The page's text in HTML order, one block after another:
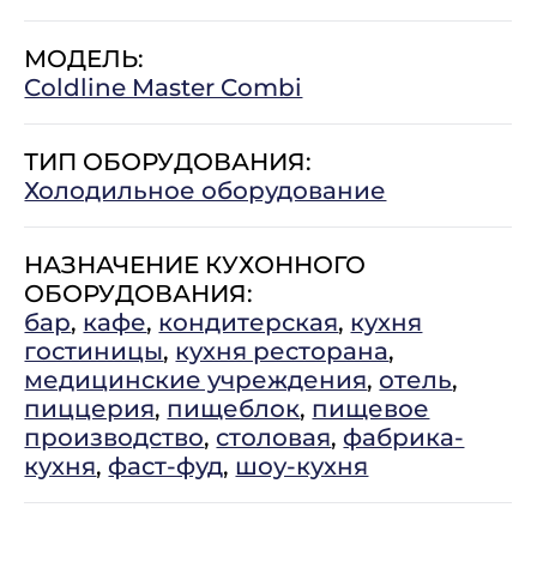
МОДЕЛЬ:
Coldline Master Combi
ТИП ОБОРУДОВАНИЯ:
Холодильное оборудование
НАЗНАЧЕНИЕ КУХОННОГО
ОБОРУДОВАНИЯ:
бар, кафе, кондитерская, кухня
гостиницы, кухня ресторана,
медицинские учреждения, отель,
пиццерия, пищеблок, пищевое
производство, столовая,фабрика-
кухня,фаст-фуд, шоу-кухня